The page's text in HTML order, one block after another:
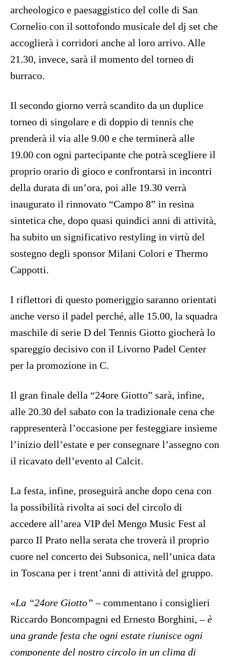
archeologico e paesaggistico del colle di San
Cornelio con il sottofondo musicale del dj set che
accoglierà i corridori anche al loro arrivo. Alle
21.30, invece, sarà il momento del torneo di
burraco.
Il secondo giorno verrà scandito da un duplice
torneo di singolare e di doppio di tennis che
prenderà il via alle 9.00 e che terminerà alle
19.00 con ogni partecipante che potrà scegliere il
proprio orario di gioco e confrontarsi in incontri
della durata di un’ora, poi alle 19.30 verrà
inaugurato il rinnovato “Campo 8” in resina
sintetica che, dopo quasi quindici anni di attività,
ha subito un significativo restyling in virtù del
sostegno degli sponsor Milani Colori e Thermo
Cappotti.
I riflettori di questo pomeriggio saranno orientati
anche verso il padel perché, alle 15.00, la squadra
maschile di serie D del Tennis Giotto giocherà lo
spareggio decisivo con il Livorno Padel Center
per la promozione in C.
Il gran finale della “24ore Giotto” sarà, infine,
alle 20.30 del sabato con la tradizionale cena che
rappresenterà l’occasione per festeggiare insieme
l’inizio dell’estate e per consegnare l’assegno con
il ricavato dell’evento al Calcit.
La festa, infine, proseguirà anche dopo cena con
la possibilità rivolta ai soci del circolo di
accedere all’area VIP del Mengo Music Fest al
parco Il Prato nella serata che troverà il proprio
cuore nel concerto dei Subsonica, nell’unica data
in Toscana per i trent’anni di attività del gruppo.
«La “24ore Giotto” – commentano i consiglieri
Riccardo Boncompagni ed Ernesto Borghini, –è
una grande festa che ogni estate riunisce ogni
componente del nostro circolo in un clima di